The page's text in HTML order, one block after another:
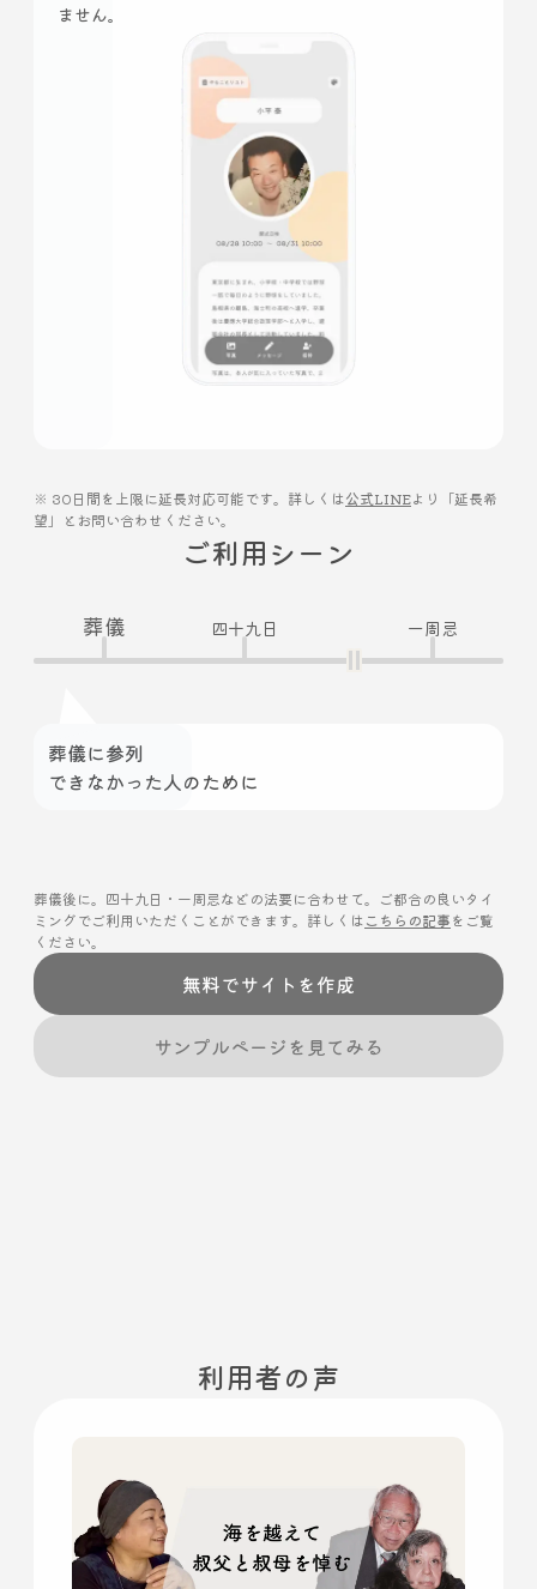
ません。
※ 30日間を上限に延長対応可能です。詳しくは公式LINEより「延長希
望」とお問い合わせください。
ご利用シーン
葬儀 四十九日 一周忌
葬儀に参列
できなかった人のために
葬儀後に。四十九日・一周忌などの法要に合わせて。ご都合の良いタイ
ミングでご利用いただくことができます。詳しくはこちらの記事をご覧
ください。
無料でサイトを作成
サンプルページを見てみる
利用者の声